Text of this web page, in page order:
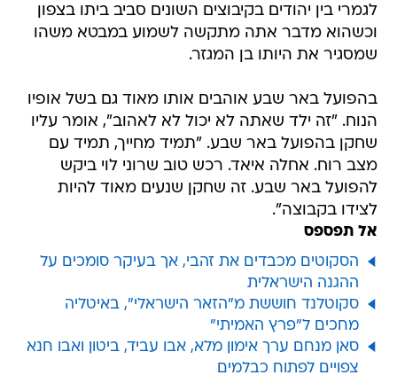
לגמרי בין יהודים בקיבוצים השונים סביב ביתו בצפון
וכשהוא מדבר אתה מתקשה לשמוע במבטא משהו
שמסגיר את היותו בן המגזר.
בהפועל באר שבע אוהבים אותו מאוד גם בשל אופיו
הנוח. "זה ילד שאתה לא יכול לא לאהוב", אומר עליו
שחקן בהפועל באר שבע. "תמיד מחייך, תמיד עם
מצב רוח. אחלה איאד. רכש טוב שרוני לוי ביקש
להפועל באר שבע. זה שחקן שנעים מאוד להיות
לצידו בקבוצה".
אל תפספס
הסקוטים מכבדים את זהבי, אך בעיקר סומכים על
ההגנה הישראלית
סקוטלנד חוששת מ"הזאר הישראלי", באיטליה
מחכים ל"פרץ האמיתי"
סאן מנחם ערך אימון מלא, אבו עביד, ביטון ואבו חנא
צפויים לפתוח כבלמים